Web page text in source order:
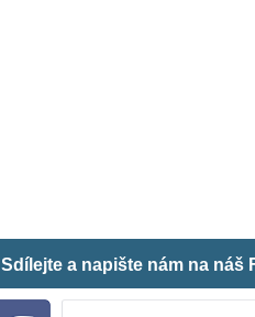
Sdílejte a napište nám na náš